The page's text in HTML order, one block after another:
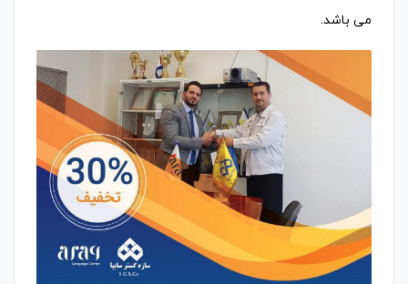
می باشد.